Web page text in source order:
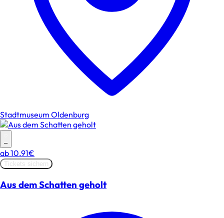
Stadtmuseum Oldenburg
–
ab10.91€
Tickets sichern
Aus dem Schatten geholt